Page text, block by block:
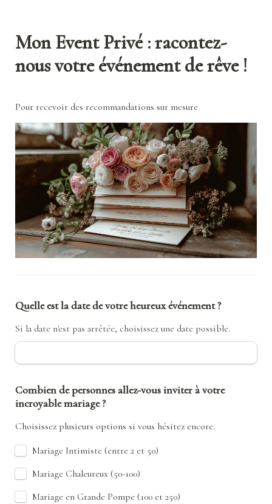
Mon Event Privé : racontez-
nous votre événement de rêve !
Pour recevoir des recommandations sur mesure
Quelle est la date de votre heureux événement ?
Si la date n'est pas arrêtée, choisissez une date possible.
Combien de personnes allez-vous inviter à votre
incroyable mariage ?
Choisissez plusieurs options si vous hésitez encore.
Mariage Intimiste (entre 2 et 50)
Mariage Chaleureux (50-100)
Mariage en Grande Pompe (100 et 250)